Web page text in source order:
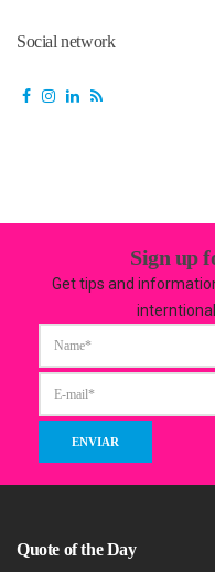
Social network
Sign up
Get tips and
Quote of the Day